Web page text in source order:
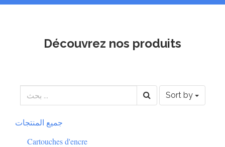
Découvrez nos produits
Sort by
جميع المنتجات
Cartouches d'encre